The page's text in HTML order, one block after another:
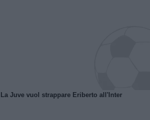
La Juve vuol strappare Eriberto all'Inter